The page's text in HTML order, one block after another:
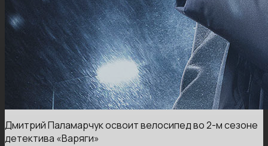
Дмитрий Паламарчук освоит велосипед во 2-м сезоне
детектива «Варяги»